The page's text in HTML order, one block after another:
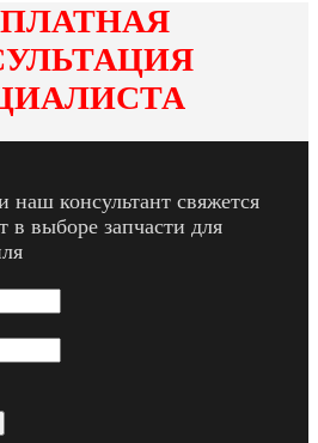
наш консультант свяжется
выборе запчасти для